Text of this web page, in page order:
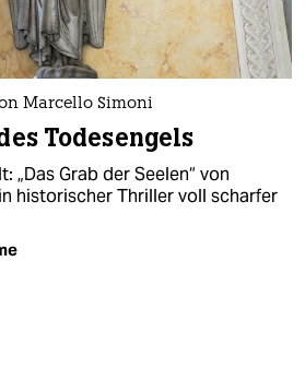
Marcello Simoni
Todesengels
„Das Grab der Seelen“ von
historischer Thriller voll scharfer